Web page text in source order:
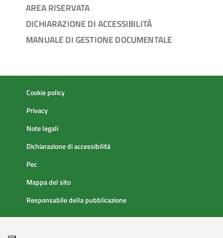
AREA RISERVATA
DICHIARAZIONE DI ACCESSIBILITÀ
MANUALE DI GESTIONE DOCUMENTALE
Cookie policy
Privacy
Note legali
Dichiarazione di accessibilità
Pec
Mappa del sito
Responsabile della pubblicazione